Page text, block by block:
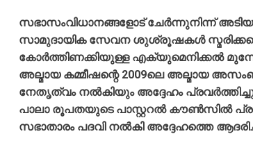
സഭാസംവിധാനങ്ങളോട് ചേര്‍ന്നുനിന്ന്
സാമുദായിക സേവന ശുശ്രൂഷകള്‍
കോര്‍ത്തിണക്കിയുള്ള എക്യുമെനിക്കല്‍
അല്മായ കമ്മീഷന്റെ 2009ലെ അല്മായ
നേതൃത്വം നല്‍കിയും അദ്ദേഹം
പാലാ രൂപതയുടെ പാസ്റ്ററല്‍ കൗണ്‍സില്‍
സഭാതാരം പദവി നല്‍കി അദ്ദേഹത്തെ